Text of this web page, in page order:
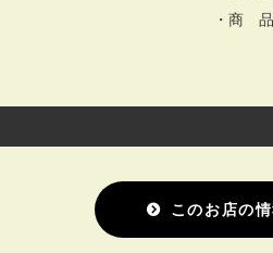
・商 品
このお店の